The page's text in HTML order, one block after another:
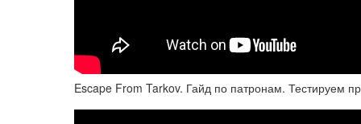
Escape From Tarkov. Гайд по патронам. Тестируем